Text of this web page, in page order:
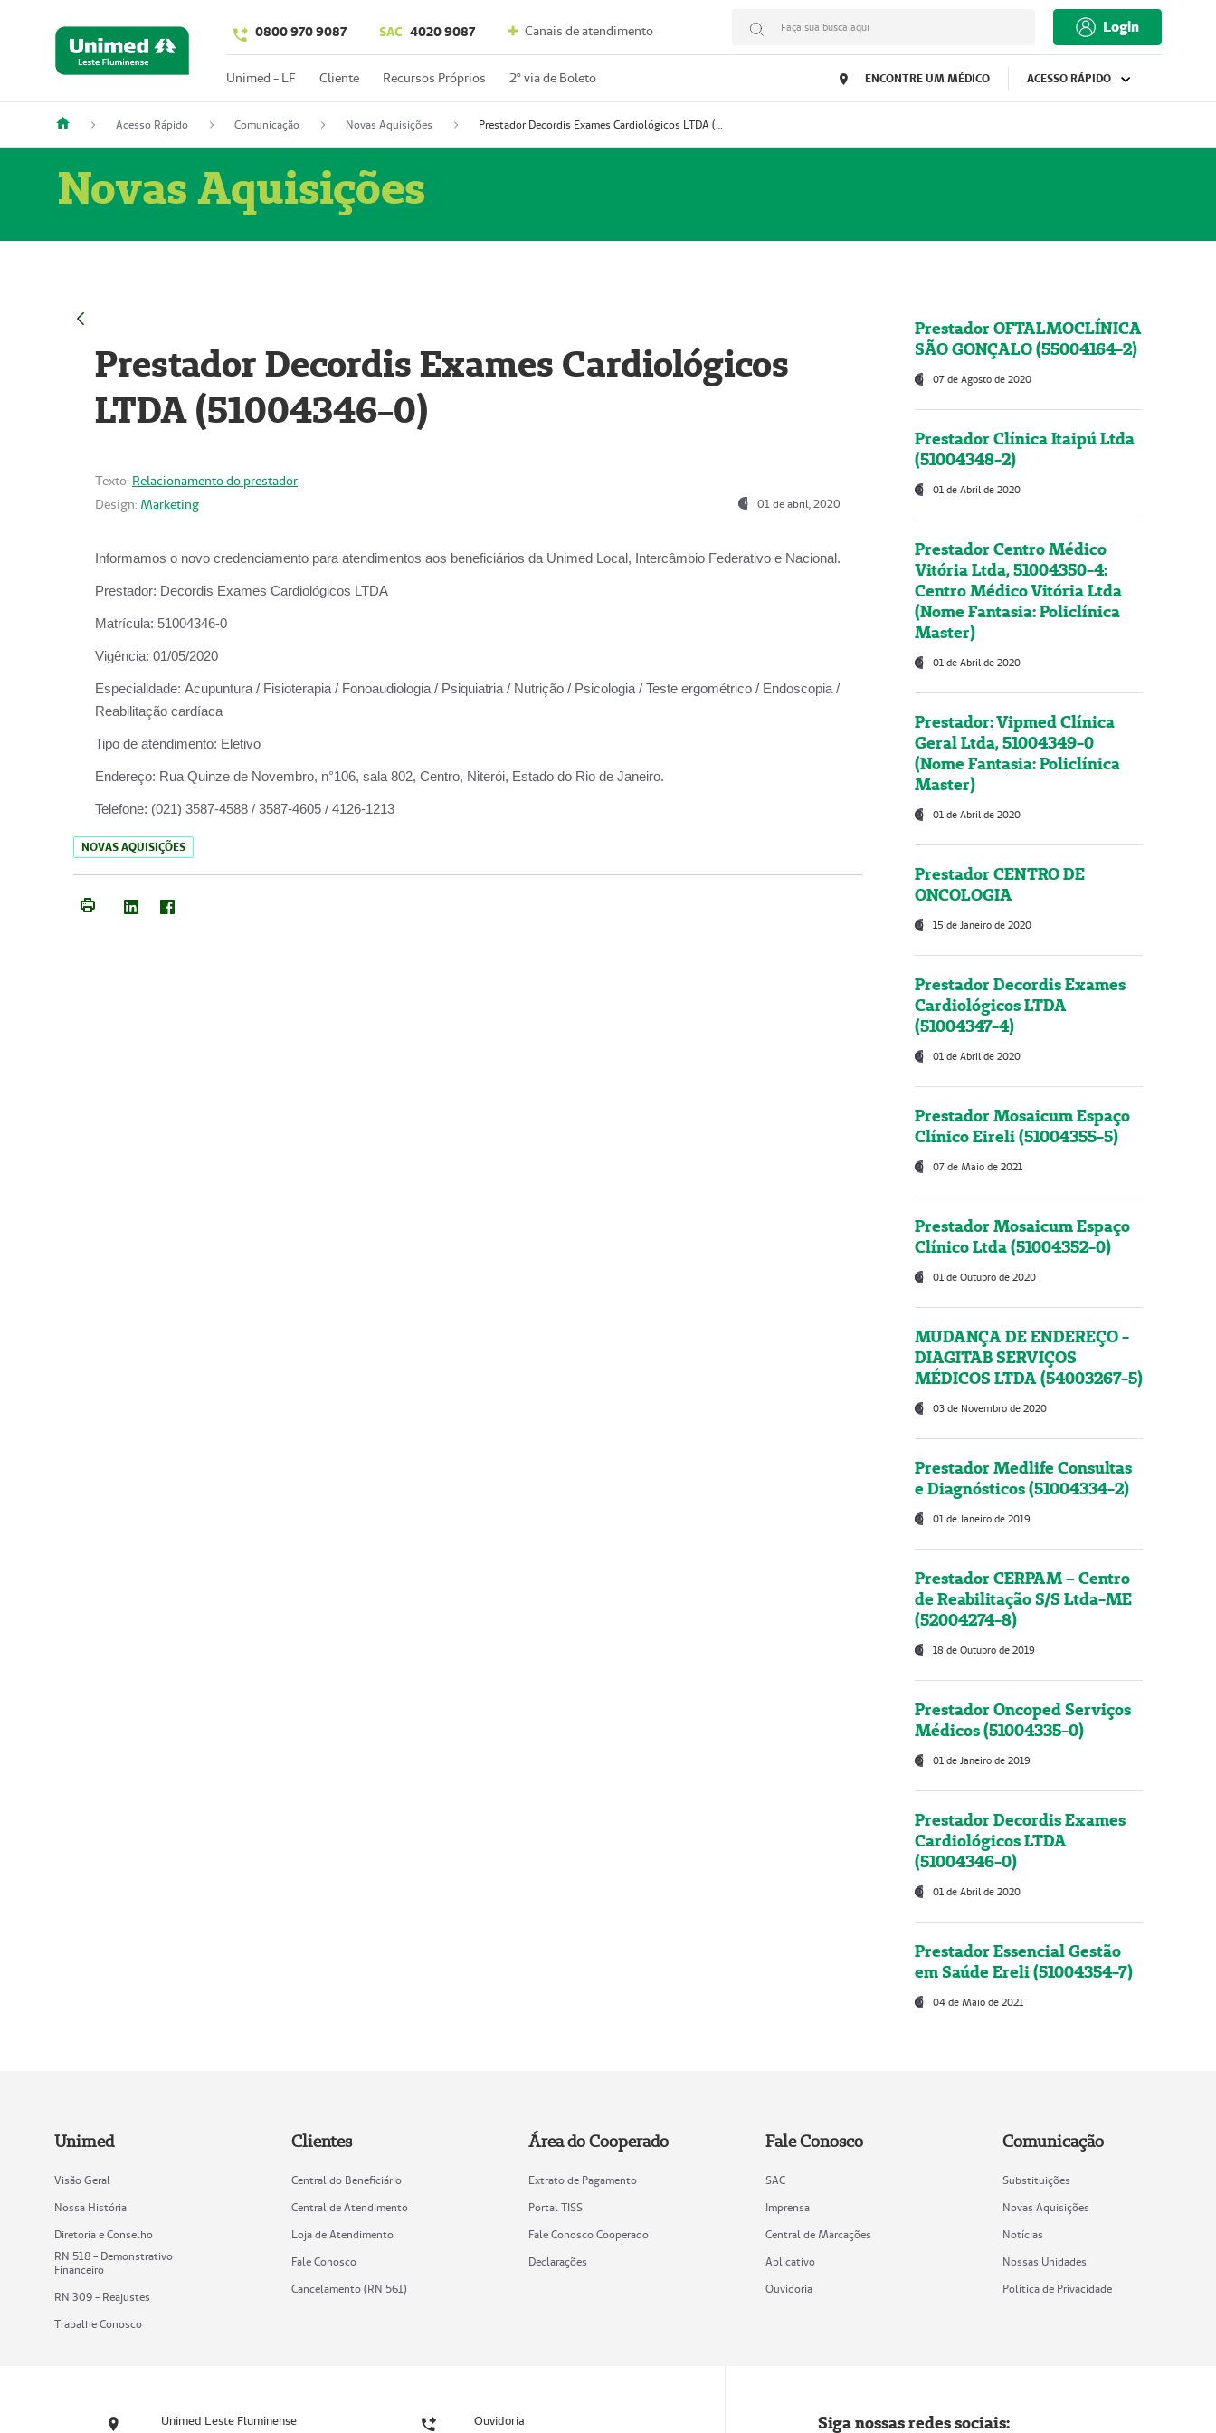
0800 970 9087 SAC 4020 9087 Canais de atendimento Faça sua busca aqui Login
Unimed - LF Cliente Recursos Próprios 2º via de Boleto ENCONTRE UM MÉDICO ACESSO RÁPIDO
Acesso Rápido Comunicação Novas Aquisições Prestador Decordis Exames Cardiológicos LTDA (51004346-0)
Novas Aquisições
Prestador Decordis Exames Cardiológicos
LTDA (51004346-0)
Texto: Relacionamento do prestador
Design: Marketing 01 de abril, 2020
Informamos o novo credenciamento para atendimentos aos beneficiários da Unimed Local, Intercâmbio Federativo e Nacional.
Prestador: Decordis Exames Cardiológicos LTDA
Matrícula: 51004346-0
Vigência: 01/05/2020
Especialidade: Acupuntura / Fisioterapia / Fonoaudiologia / Psiquiatria / Nutrição / Psicologia / Teste ergométrico / Endoscopia /
Reabilitação cardíaca
Tipo de atendimento: Eletivo
Endereço: Rua Quinze de Novembro, n°106, sala 802, Centro, Niterói, Estado do Rio de Janeiro.
Telefone: (021) 3587-4588 / 3587-4605 / 4126-1213
NOVAS AQUISIÇÕES
Prestador OFTALMOCLÍNICA
SÃO GONÇALO (55004164-2)
07 de Agosto de 2020
Prestador Clínica Itaipú Ltda
(51004348-2)
01 de Abril de 2020
Prestador Centro Médico
Vitória Ltda, 51004350-4:
Centro Médico Vitória Ltda
(Nome Fantasia: Policlínica
Master)
01 de Abril de 2020
Prestador: Vipmed Clínica
Geral Ltda, 51004349-0
(Nome Fantasia: Policlínica
Master)
01 de Abril de 2020
Prestador CENTRO DE
ONCOLOGIA
15 de Janeiro de 2020
Prestador Decordis Exames
Cardiológicos LTDA
(51004347-4)
01 de Abril de 2020
Prestador Mosaicum Espaço
Clínico Eireli (51004355-5)
07 de Maio de 2021
Prestador Mosaicum Espaço
Clínico Ltda (51004352-0)
01 de Outubro de 2020
MUDANÇA DE ENDEREÇO -
DIAGITAB SERVIÇOS
MÉDICOS LTDA (54003267-5)
03 de Novembro de 2020
Prestador Medlife Consultas
e Diagnósticos (51004334-2)
01 de Janeiro de 2019
Prestador CERPAM – Centro
de Reabilitação S/S Ltda-ME
(52004274-8)
18 de Outubro de 2019
Prestador Oncoped Serviços
Médicos (51004335-0)
01 de Janeiro de 2019
Prestador Decordis Exames
Cardiológicos LTDA
(51004346-0)
01 de Abril de 2020
Prestador Essencial Gestão
em Saúde Ereli (51004354-7)
04 de Maio de 2021
Unimed
Visão Geral
Nossa História
Diretoria e Conselho
RN 518 - Demonstrativo
Financeiro
RN 309 - Reajustes
Trabalhe Conosco
Clientes
Central do Beneficiário
Central de Atendimento
Loja de Atendimento
Fale Conosco
Cancelamento (RN 561)
Área do Cooperado
Extrato de Pagamento
Portal TISS
Fale Conosco Cooperado
Declarações
Fale Conosco
SAC
Imprensa
Central de Marcações
Aplicativo
Ouvidoria
Comunicação
Substituições
Novas Aquisições
Notícias
Nossas Unidades
Política de Privacidade
Unimed Leste Fluminense Ouvidoria Siga nossas redes sociais: